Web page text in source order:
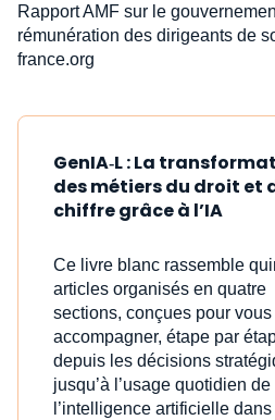
Rapport AMF sur le
rémunération des dirigeants de
france.org
GenIA‑L : La
des métiers du droit et
chiffre grâce à l’IA
Ce livre blanc rassemble
articles organisés en quatre
sections, conçues pour vous
accompagner, étape par
depuis les décisions
jusqu’à l’usage quotidien de
l’intelligence artificielle